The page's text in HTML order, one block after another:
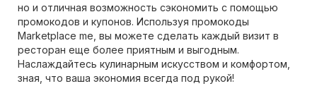
но и отличная возможность сэкономить с помощью
промокодов и купонов. Используя промокоды
Marketplace me, вы можете сделать каждый визит в
ресторан еще более приятным и выгодным.
Наслаждайтесь кулинарным искусством и комфортом,
зная, что ваша экономия всегда под рукой!